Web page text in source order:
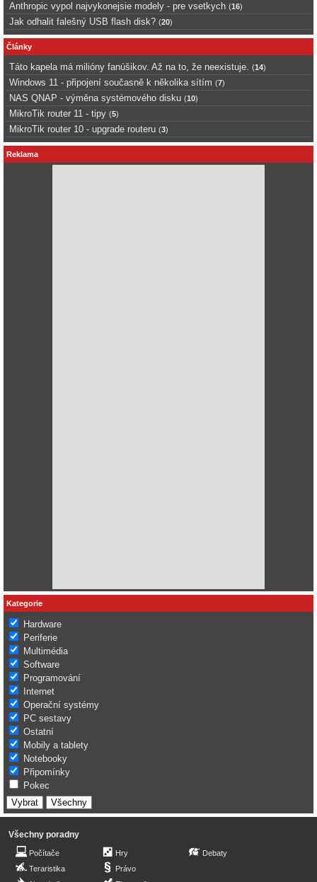
Anthropic vypol najvykonejsie modely - pre vsetkych (16)
Jak odhalit falešný USB flash disk? (20)
Články
Táto kapela má milióny fanúšikov. Až na to, že neexistuje. (14)
Windows 11 - připojení současně k několika sítím (7)
NAS QNAP - výměna systémového disku (10)
MikroTik router 11 - tipy (5)
MikroTik router 10 - upgrade routeru (3)
Reklama
Kategorie
Hardware
Periferie
Multimédia
Software
Programování
Internet
Operační systémy
PC sestavy
Ostatní
Mobily a tablety
Notebooky
Připomínky
Pokec
Všechny poradny
Počítače
Teraristika
Hry
Právo
Debaty